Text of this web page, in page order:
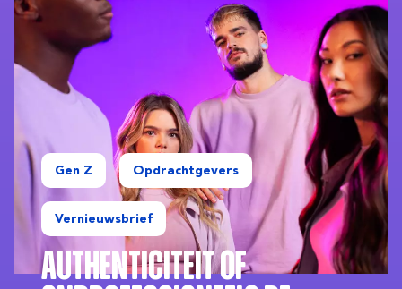
Gen Z Opdrachtgevers
Vernieuwsbrief
Authenticiteit of